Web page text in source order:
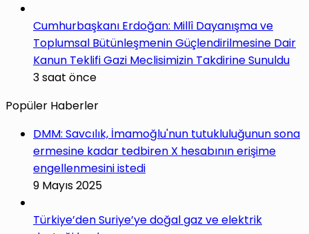
Cumhurbaşkanı Erdoğan: Millî Dayanışma ve
Toplumsal Bütünleşmenin Güçlendirilmesine Dair
Kanun Teklifi Gazi Meclisimizin Takdirine Sunuldu
3 saat önce
Popüler Haberler
DMM: Savcılık, İmamoğlu'nun tutukluluğunun sona
ermesine kadar tedbiren X hesabının erişime
engellenmesini istedi
9 Mayıs 2025
Türkiye’den Suriye’ye doğal gaz ve elektrik